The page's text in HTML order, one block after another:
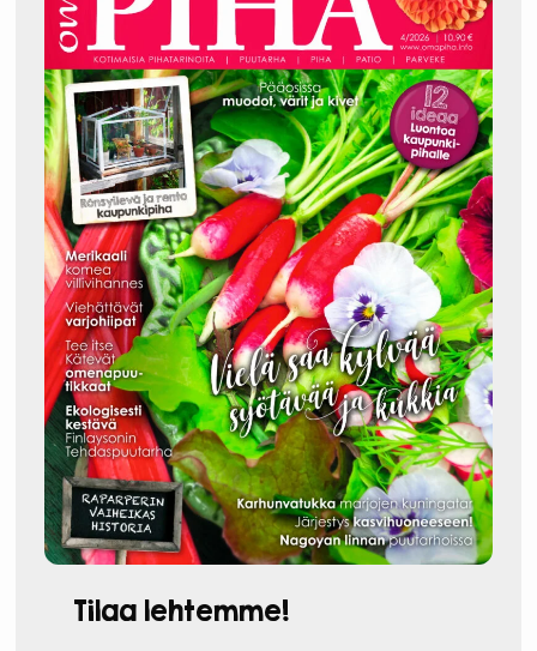
Tilaa lehtemme!